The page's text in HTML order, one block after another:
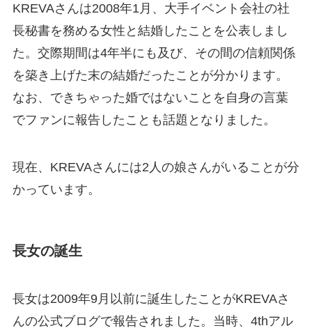
KREVAさんは2008年1月、大手イベント会社の社
長秘書を務める女性と結婚したことを公表しまし
た。交際期間は4年半にも及び、その間の信頼関係
を築き上げた末の結婚だったことが分かります。
なお、できちゃった婚ではないことを自身の言葉
でファンに報告したことも話題となりました。
現在、KREVAさんには2人の娘さんがいることが分
かっています。
長女の誕生
長女は2009年9月以前に誕生したことがKREVAさ
んの公式ブログで報告されました。当時、4thアル